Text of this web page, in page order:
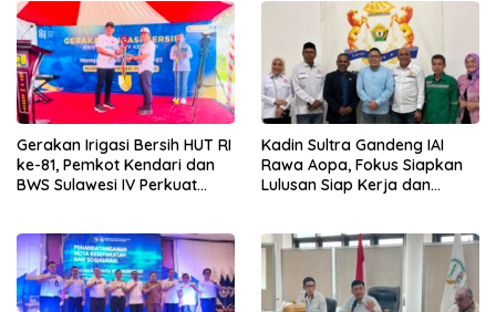
Gerakan Irigasi Bersih HUT RI
ke-81, Pemkot Kendari dan
BWS Sulawesi IV Perkuat
Kadin Sultra Gandeng IAI
Rawa Aopa, Fokus Siapkan
Lulusan Siap Kerja dan